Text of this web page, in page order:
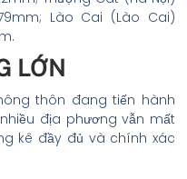
Lào Cai (Lào Cai)
LỚN
thôn đang tiến hành
địa phương vẫn mất
kê đầy đủ và chính xác